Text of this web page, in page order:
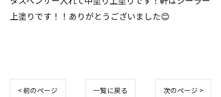
上塗りです！！ありがとうございました😊
< 前のページ 一覧に戻る 次のページ >